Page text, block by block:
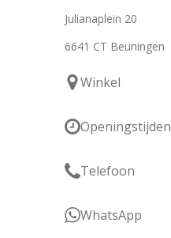
Julianaplein 20
6641 CT Beuningen
Winkel
Openingstijden
Telefoon
WhatsApp